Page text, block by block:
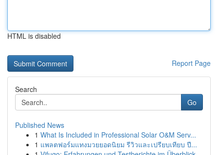
HTML is disabled
Report Page
Search
Go
Published News
1 What Is Included in Professional Solar O&M Serv...
1 แพลตฟอร์มแทงมวยยอดนิยม รีวิวและเปรียบเทียบ ปี...